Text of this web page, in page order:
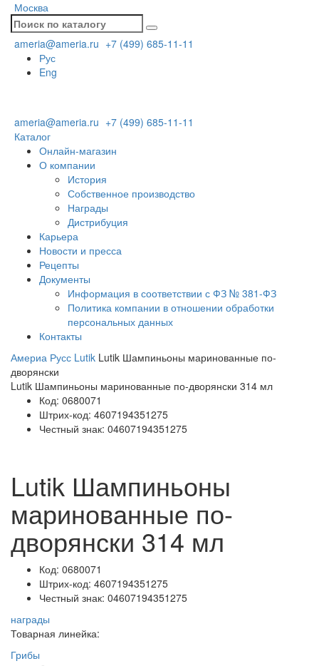
Москва
ameria@ameria.ru +7 (499) 685-11-11
Рус
Eng
ameria@ameria.ru +7 (499) 685-11-11
Каталог
Онлайн-магазин
О компании
История
Собственное производство
Награды
Дистрибуция
Карьера
Новости и пресса
Рецепты
Документы
Информация в соответствии с ФЗ № 381-ФЗ
Политика компании в отношении обработки
персональных данных
Контакты
Америа Русс Lutik Lutik Шампиньоны маринованные по-
дворянски
Lutik Шампиньоны маринованные по-дворянски 314 мл
Код: 0680071
Штрих-код: 4607194351275
Честный знак: 04607194351275
Lutik Шампиньоны
маринованные по-
дворянски 314 мл
Код: 0680071
Штрих-код: 4607194351275
Честный знак: 04607194351275
награды
Товарная линейка:
Грибы